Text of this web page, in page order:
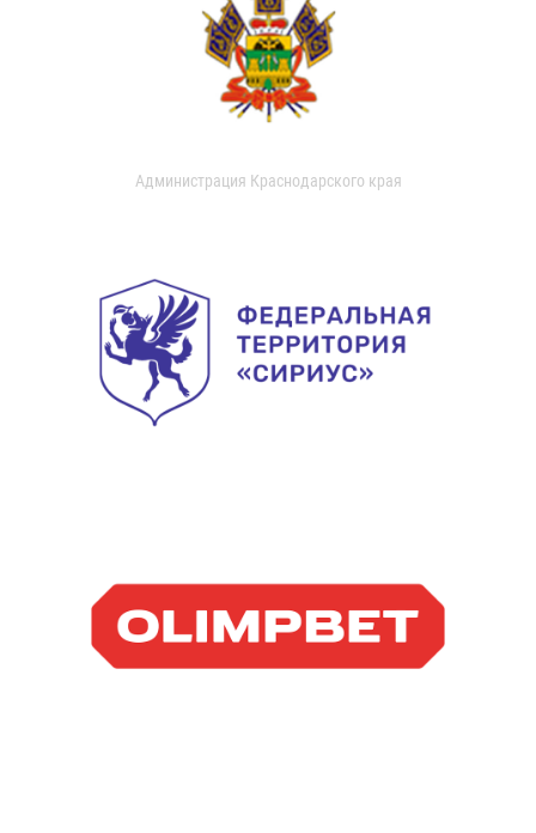
Администрация Краснодарского края